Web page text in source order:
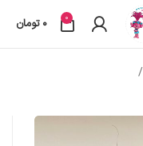
0
0 تومان